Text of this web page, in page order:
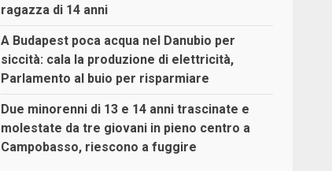
ragazza di 14 anni
A Budapest poca acqua nel Danubio per
siccità: cala la produzione di elettricità,
Parlamento al buio per risparmiare
Due minorenni di 13 e 14 anni trascinate e
molestate da tre giovani in pieno centro a
Campobasso, riescono a fuggire